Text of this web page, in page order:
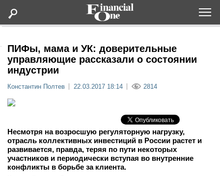
Статьи
Мероприятия
ПИФы, мама и УК: доверительные
управляющие рассказали о состоянии
индустрии
Константин Полтев 22.03.2017 18:14 2814
Несмотря на возросшую регуляторную нагрузку,
отрасль коллективных инвестиций в России растет и
развивается, правда, теряя по пути некоторых
участников и периодически вступая во внутренние
конфликты в борьбе за клиента.